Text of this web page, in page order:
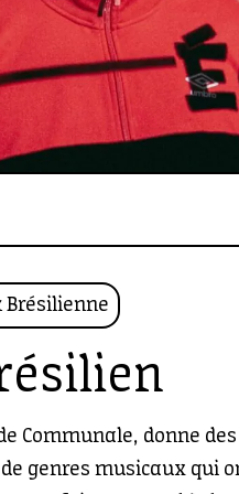
Brésilienne
Communale, donne
genres musicaux qui